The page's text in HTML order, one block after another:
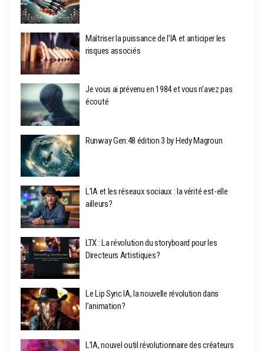
Maîtriser la puissance de l’IA et anticiper les
risques associés
Je vous ai prévenu en 1984 et vous n’avez pas
écouté
Runway Gen:48 édition 3 by Hedy Magroun
L’IA et les réseaux sociaux : la vérité est-elle
ailleurs ?
LTX : La révolution du storyboard pour les
Directeurs Artistiques ?
Le Lip Sync IA, la nouvelle révolution dans
l’animation ?
L’IA, nouvel outil révolutionnaire des créateurs